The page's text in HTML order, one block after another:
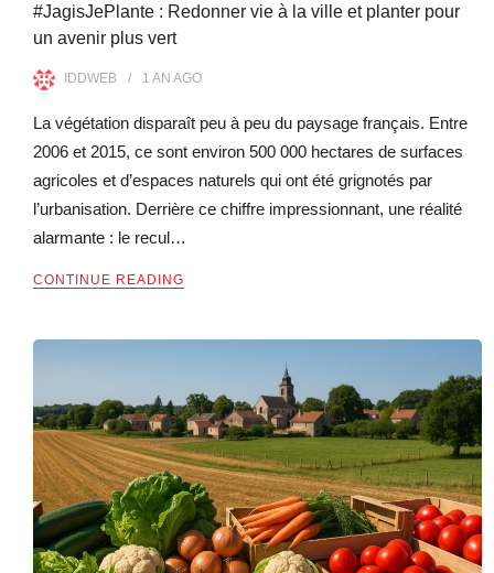
#JagisJePlante : Redonner vie à la ville et planter pour
un avenir plus vert
IDDWEB 1 AN AGO
La végétation disparaît peu à peu du paysage français. Entre
2006 et 2015, ce sont environ 500 000 hectares de surfaces
agricoles et d’espaces naturels qui ont été grignotés par
l’urbanisation. Derrière ce chiffre impressionnant, une réalité
alarmante : le recul…
CONTINUE READING